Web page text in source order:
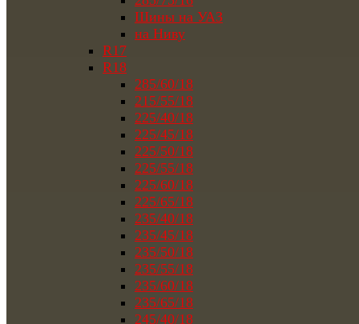
Шины на УАЗ
на Ниву
R17
R18
285/60/18
215/55/18
225/40/18
225/45/18
225/50/18
225/55/18
225/60/18
225/65/18
235/40/18
235/45/18
235/50/18
235/55/18
235/60/18
235/65/18
245/40/18